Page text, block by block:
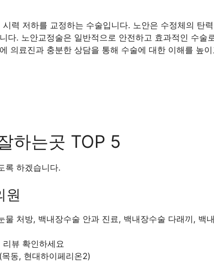
력 저하를 교정하는 수술입니다. 노안은 수정체의 탄
다. 노안교정술은 일반적으로 안전하고 효과적인 수술
의료진과 충분한 상담을 통해 수술에 대한 이해를 높
하는곳 TOP 5
록 하겠습니다.
원
물 처방, 백내장수술 안과 진료, 백내장수술 다래끼, 백
뷰 확인하세요
동, 현대하이페리온2)